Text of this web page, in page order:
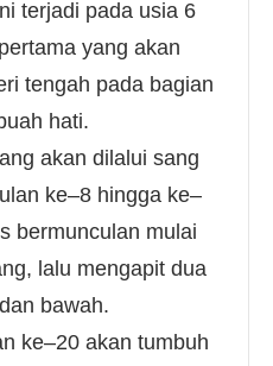
terjadi pada usia 6
yang akan
tengah pada bagian
hati.
akan dilalui sang
ke–8 hingga ke–
bermunculan mulai
lalu mengapit dua
bawah.
ke–20 akan tumbuh